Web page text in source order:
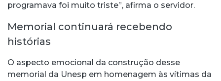
programava foi muito triste”, afirma o servidor.
Memorial continuará recebendo
histórias
O aspecto emocional da construção desse
memorial da Unesp em homenagem às vítimas da